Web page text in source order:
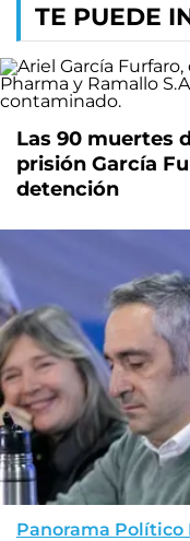
TE PUEDE
Las 90 muertes
prisión García
detención
Panorama Político